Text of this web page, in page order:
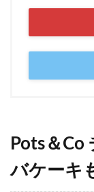
Pots＆Co
バケーキ